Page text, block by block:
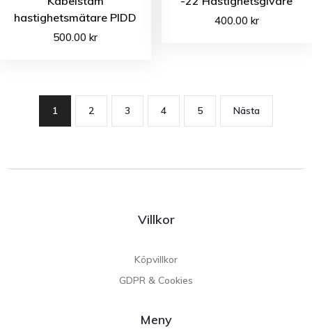
hastighetsmätare PIDD
500.00kr
400.00 kr
1 2 3 4 5 Nästa
Villkor
Köpvillkor
GDPR & Cookies
Meny